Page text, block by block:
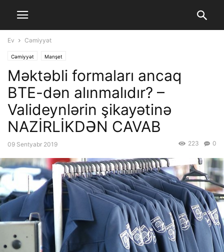
Ev Cəmiyyət
Cəmiyyət Manşet
Məktəbli formaları ancaq
BTE-dən alınmalıdır? –
Valideynlərin şikayətinə
NAZİRLİKDƏN CAVAB
09 Sentyabr 2019 0
223